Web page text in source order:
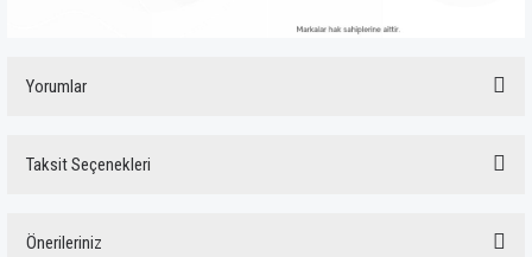
Yorumlar
Taksit Seçenekleri
Önerileriniz